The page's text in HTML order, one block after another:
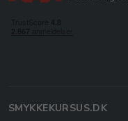
SMYKKEKURSUS.DK